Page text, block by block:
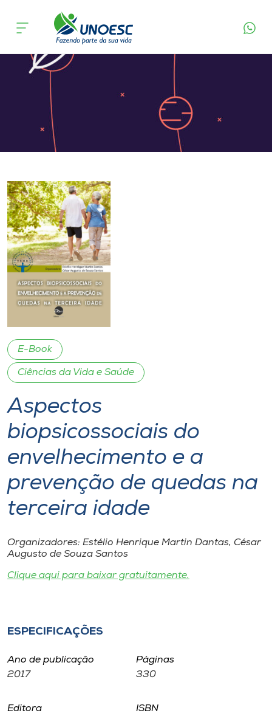
Cursos
Onde estamos
Atendimento ao Estudante
A
Unoesc
Internacionalização
I.nova
Cultura
CPA
Biblioteca
Editora
Rádio
Museu
Selecione
o idioma
E-Book
Ciências da Vida e Saúde
Aspectos
biopsicossociais do
envelhecimento e a
prevenção de quedas na
terceira idade
Organizadores: Estélio Henrique Martin Dantas, César
Augusto de Souza Santos
Clique aqui para baixar gratuitamente.
ESPECIFICAÇÕES
Ano de publicação
2017
Páginas
330
Editora
ISBN